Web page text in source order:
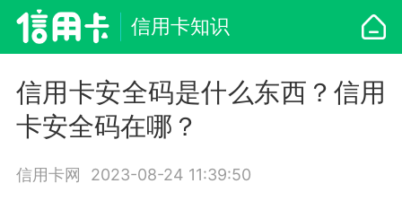
信用卡知识
信用卡安全码是什么东西？信用
卡安全码在哪？
信用卡网 2023-08-24 11:39:50